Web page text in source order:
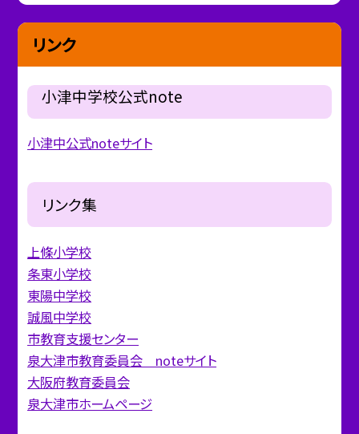
リンク
小津中学校公式note
小津中公式noteサイト
リンク集
上條小学校
条東小学校
東陽中学校
誠風中学校
市教育支援センター
泉大津市教育委員会 noteサイト
大阪府教育委員会
泉大津市ホームページ